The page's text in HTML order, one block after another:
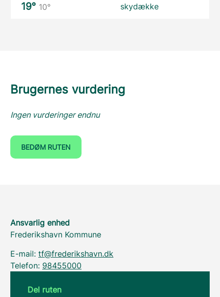
19° 10° skydække
Brugernes vurdering
Ingen vurderinger endnu
BEDØM RUTEN
Ansvarlig enhed
Frederikshavn Kommune
E-mail: tf@frederikshavn.dk
Telefon: 98455000
Del ruten